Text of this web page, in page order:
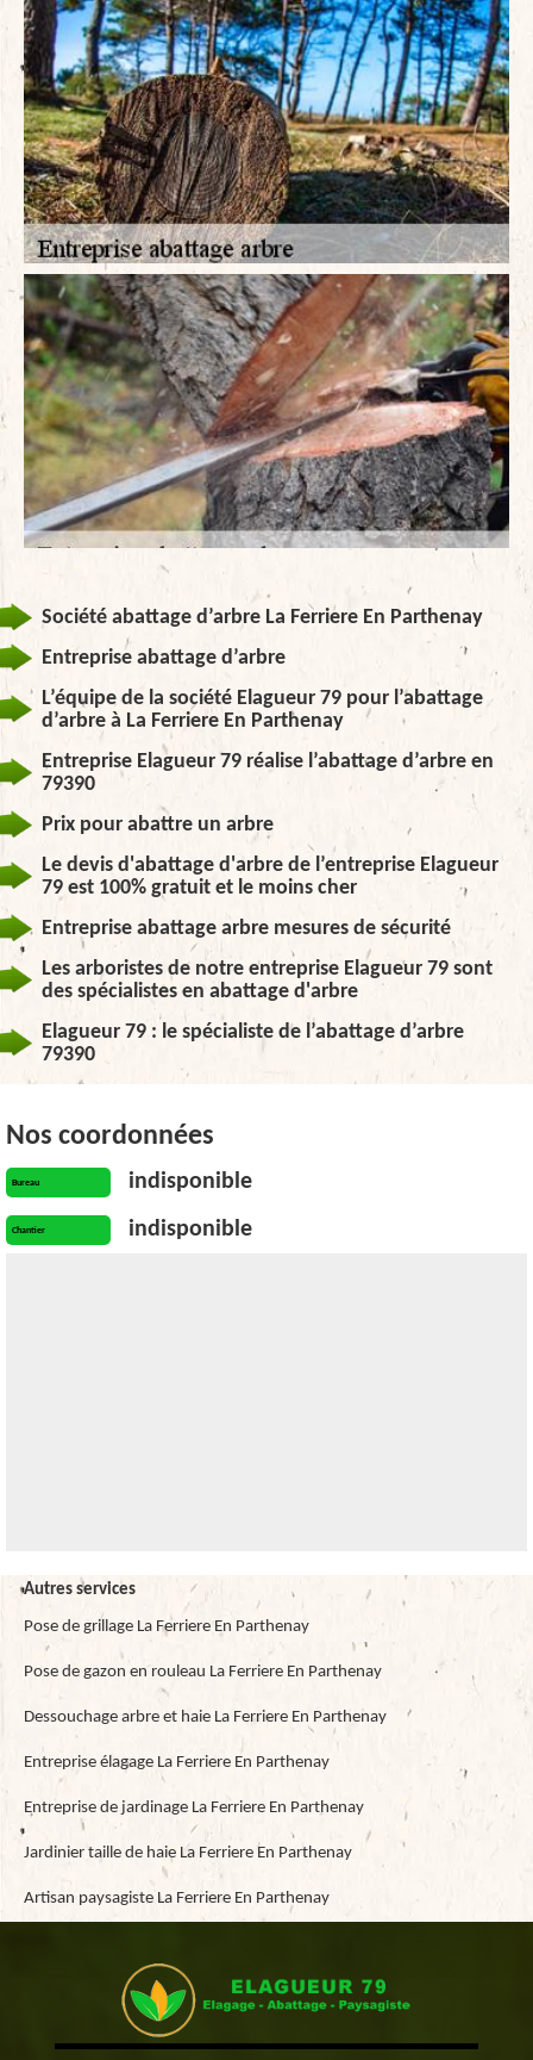
Société abattage d’arbre La Ferriere En Parthenay
Entreprise abattage d’arbre
L’équipe de la société Elagueur 79 pour l’abattage
d’arbre à La Ferriere En Parthenay
Entreprise Elagueur 79 réalise l’abattage d’arbre en
79390
Prix pour abattre un arbre
Le devis d'abattage d'arbre de l’entreprise Elagueur
79 est 100% gratuit et le moins cher
Entreprise abattage arbre mesures de sécurité
Les arboristes de notre entreprise Elagueur 79 sont
des spécialistes en abattage d'arbre
Elagueur 79 : le spécialiste de l’abattage d’arbre
79390
Nos coordonnées
Bureau indisponible
Chantier indisponible
Autres services
Pose de grillage La Ferriere En Parthenay
Pose de gazon en rouleau La Ferriere En Parthenay
Dessouchage arbre et haie La Ferriere En Parthenay
Entreprise élagage La Ferriere En Parthenay
Entreprise de jardinage La Ferriere En Parthenay
Jardinier taille de haie La Ferriere En Parthenay
Artisan paysagiste La Ferriere En Parthenay